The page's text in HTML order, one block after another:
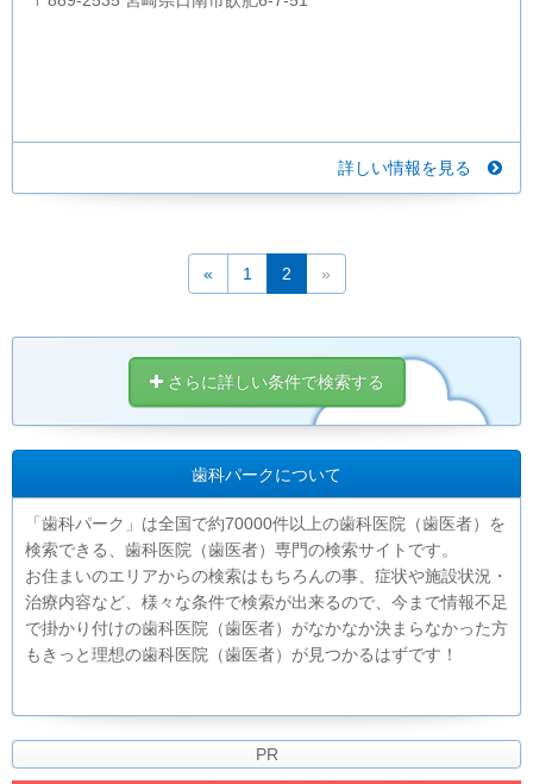
詳しい情報を見る
« 1 2 »
さらに詳しい条件で検索する
歯科パークについて
「歯科パーク」は全国で約70000件以上の歯科医院（歯医者）を
検索できる、歯科医院（歯医者）専門の検索サイトです。
お住まいのエリアからの検索はもちろんの事、症状や施設状況・
治療内容など、様々な条件で検索が出来るので、今まで情報不足
で掛かり付けの歯科医院（歯医者）がなかなか決まらなかった方
もきっと理想の歯科医院（歯医者）が見つかるはずです！
PR